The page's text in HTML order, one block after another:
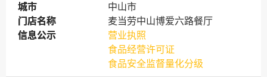
城市
城市
中山市
门店名称
门店名称
麦当劳中山博爱六路餐厅
信息公示
信息公示
营业执照
食品经营许可证
食品安全监督量化分级